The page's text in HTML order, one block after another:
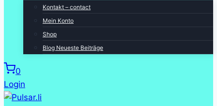
Kontakt – contact
Mein Konto
Shop
Blog Neueste Beiträge
0
Login